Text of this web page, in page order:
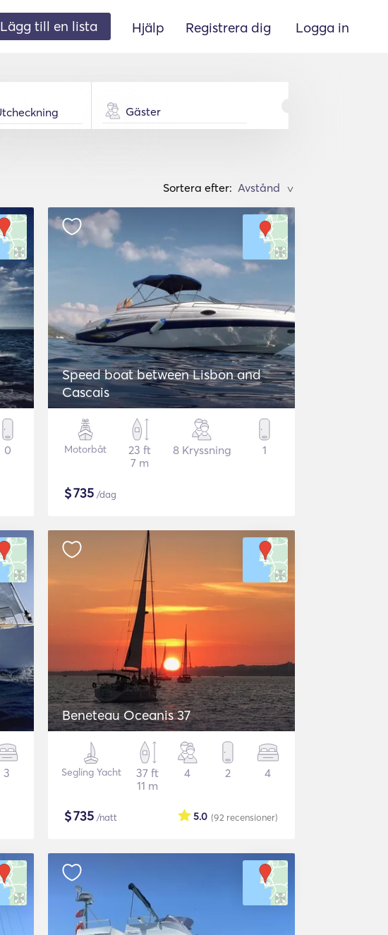
Lägg till en lista Hjälp Registrera dig Logga in
Gäster
Sortera efter: >
0
Speed boat between Lisbon and
Cascais
Motorbåt
23 ft
7 m
8 Kryssning 1
$735 /dag
3
Beneteau Oceanis 37
Segling Yacht
37 ft
11 m
4 2 4
$735 /natt (92 recensioner)
5.0